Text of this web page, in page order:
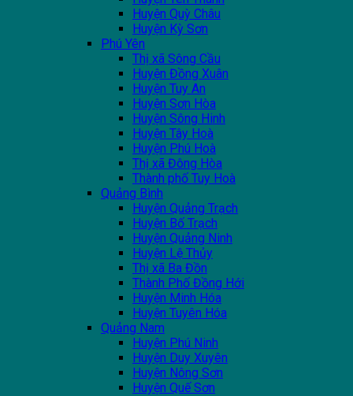
Huyện Quỳ Châu
Huyện Kỳ Sơn
Phú Yên
Thị xã Sông Cầu
Huyện Đồng Xuân
Huyện Tuy An
Huyện Sơn Hòa
Huyện Sông Hinh
Huyện Tây Hoà
Huyện Phú Hoà
Thị xã Đông Hòa
Thành phố Tuy Hoà
Quảng Bình
Huyện Quảng Trạch
Huyện Bố Trạch
Huyện Quảng Ninh
Huyện Lệ Thủy
Thị xã Ba Đồn
Thành Phố Đồng Hới
Huyện Minh Hóa
Huyện Tuyên Hóa
Quảng Nam
Huyện Phú Ninh
Huyện Duy Xuyên
Huyện Nông Sơn
Huyện Quế Sơn